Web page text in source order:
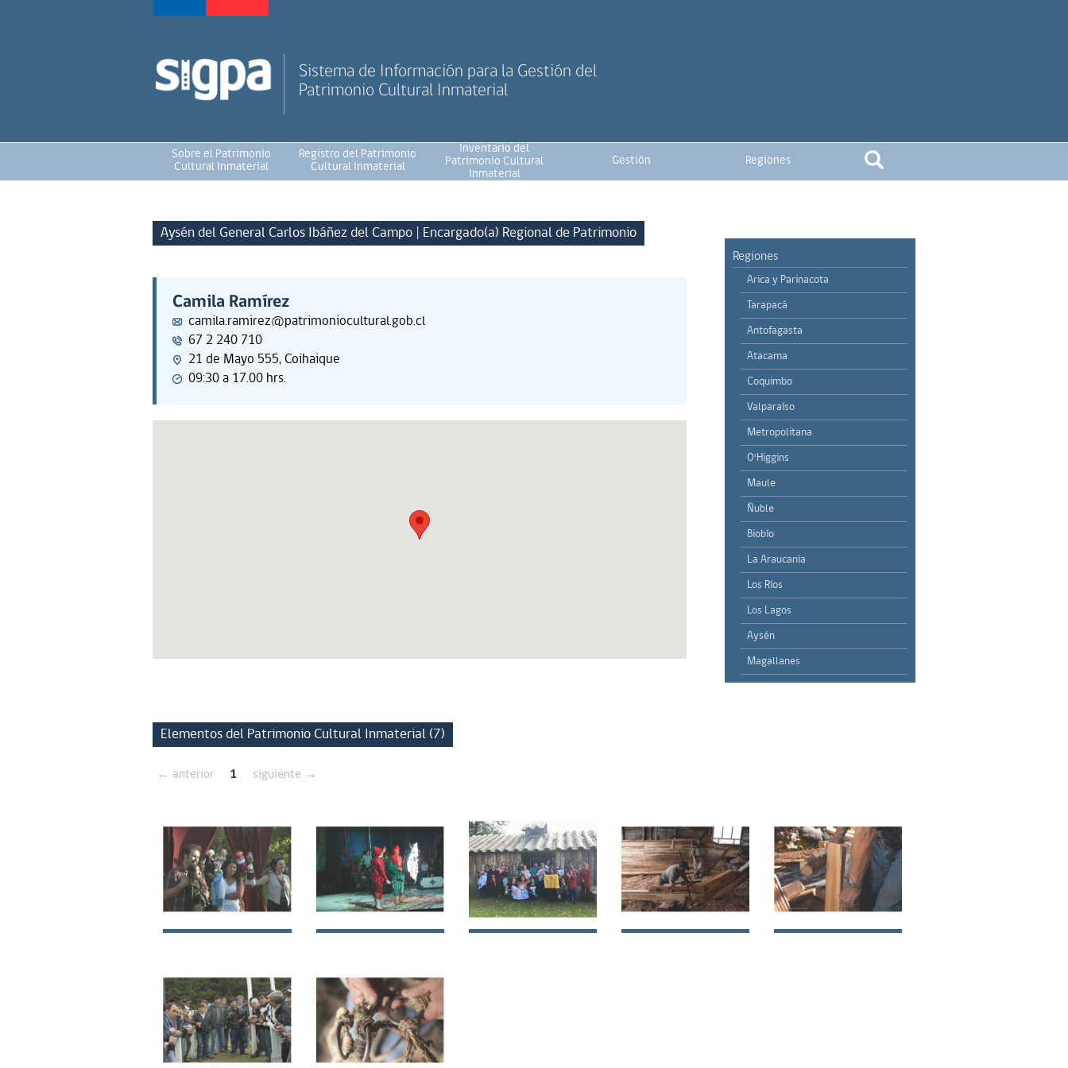
Sistema de Información para la Gestión del
Patrimonio Cultural Inmaterial
Sobre el Patrimonio
Cultural Inmaterial
Registro del Patrimonio
Cultural Inmaterial
Inventario del
Patrimonio Cultural
Inmaterial
Gestión Regiones
Aysén del General Carlos Ibáñez del Campo | Encargado(a) Regional de Patrimonio
Camila Ramírez
camila.ramirez@patrimoniocultural.gob.cl
67 2 240 710
21 de Mayo 555, Coihaique
09:30 a 17.00 hrs.
Regiones
Arica y Parinacota
Tarapacá
Antofagasta
Atacama
Coquimbo
Valparaíso
Metropolitana
O'Higgins
Maule
Ñuble
Biobío
La Araucanía
Los Ríos
Los Lagos
Aysén
Magallanes
Elementos del Patrimonio Cultural Inmaterial (7)
← anterior 1 siguiente →
Teatro tradicional
Circo de tradición
Bordadoras del
Carpintería de
Tejuelería en la